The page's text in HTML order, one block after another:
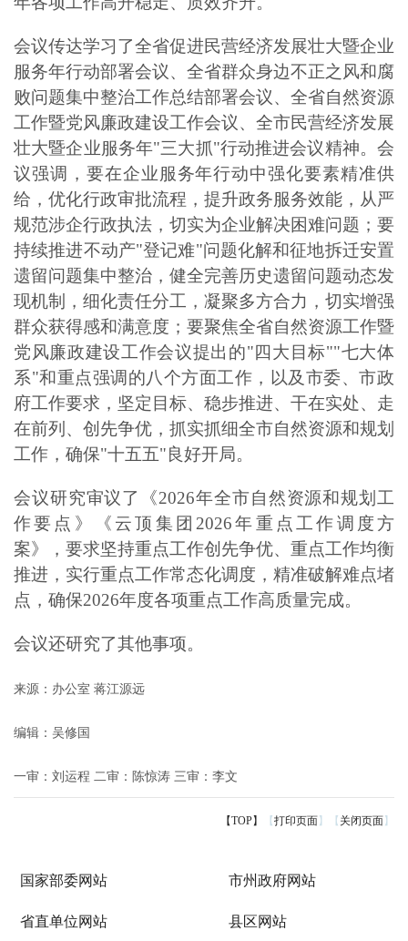
会议传达学习了全省促进民营经济发展壮大暨企业
服务年行动部署会议、全省群众身边不正之风和腐
败问题集中整治工作总结部署会议、全省自然资源
工作暨党风廉政建设工作会议、全市民营经济发展
壮大暨企业服务年"三大抓"行动推进会议精神。会
议强调，要在企业服务年行动中强化要素精准供
给，优化行政审批流程，提升政务服务效能，从严
规范涉企行政执法，切实为企业解决困难问题；要
持续推进不动产"登记难"问题化解和征地拆迁安置
遗留问题集中整治，健全完善历史遗留问题动态发
现机制，细化责任分工，凝聚多方合力，切实增强
群众获得感和满意度；要聚焦全省自然资源工作暨
党风廉政建设工作会议提出的"四大目标""七大体
系"和重点强调的八个方面工作，以及市委、市政
府工作要求，坚定目标、稳步推进、干在实处、走
在前列、创先争优，抓实抓细全市自然资源和规划
工作，确保"十五五"良好开局。
会议研究审议了《2026年全市自然资源和规划工
作要点》《云顶集团2026年重点工作调度方
案》，要求坚持重点工作创先争优、重点工作均衡
推进，实行重点工作常态化调度，精准破解难点堵
点，确保2026年度各项重点工作高质量完成。
会议还研究了其他事项。
来源：办公室 蒋江源远
编辑：吴修国
一审：刘运程 二审：陈惊涛 三审：李文
【TOP】 【打印页面】【 关闭页面】
国家部委网站 市州政府网站
省直单位网站 县区网站